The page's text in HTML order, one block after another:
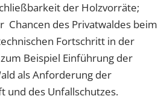
der Holzvorräte;
Chancen des Privatwaldes beim
Fortschritt in der
Beispiel Einführung der
als Anforderung der
und des Unfallschutzes.